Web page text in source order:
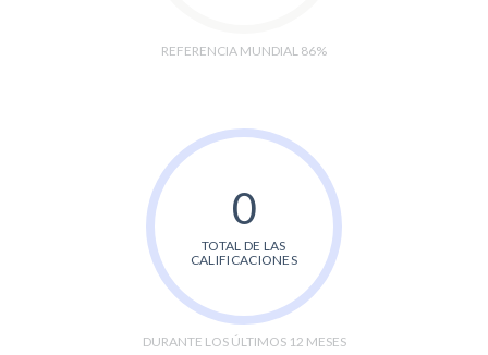
REFERENCIA MUNDIAL 86%
0
TOTAL DE LAS
CALIFICACIONES
DURANTE LOS ÚLTIMOS 12 MESES